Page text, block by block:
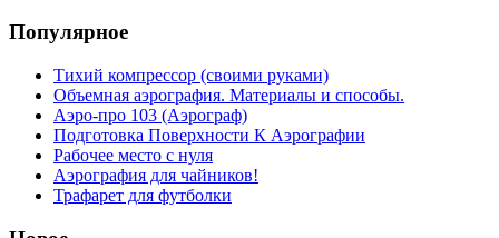
Популярное
Тихий компрессор (своими руками)
Объемная аэрография. Материалы и способы.
Аэро-про 103 (Аэрограф)
Подготовка Поверхности К Аэрографии
Рабочее место с нуля
Аэрография для чайников!
Трафарет для футболки